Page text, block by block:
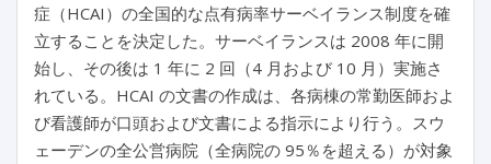
症（HCAI）の全国的な点有病率サーベイランス制度を確
立することを決定した。サーベイランスは 2008 年に開
始し、その後は 1 年に 2 回（4 月および 10 月）実施さ
れている。HCAI の文書の作成は、各病棟の常勤医師およ
び看護師が口頭および文書による指示により行う。スウ
ェーデンの全公営病院（全病院の 95％を超える）が対象